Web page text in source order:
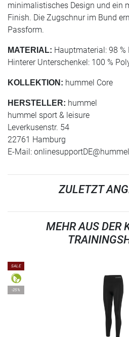
minimalistisches Design und ein
Finish. Die Zugschnur im Bund
Passform.
MATERIAL: Hauptmaterial: 98 %
Hinterer Unterschenkel: 100 %
KOLLEKTION: hummel Core
HERSTELLER: hummel
hummel sport & leisure
Leverkusenstr. 54
22761 Hamburg
E-Mail:
ZULETZT
MEHR AUS DER
SALE
-25%